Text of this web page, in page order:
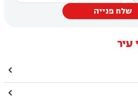
שלח פנייה
עיר

